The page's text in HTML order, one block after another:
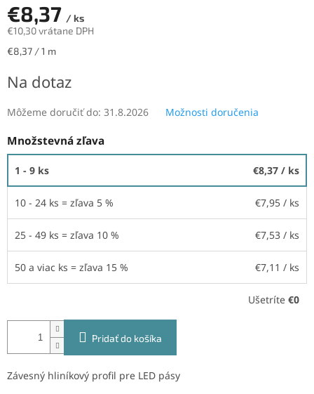
€8,37 / ks
€10,30 vrátane DPH
Jednotková
€8,37 / 1 m
Na dotaz
Môžeme doručiť do: 31.8.2026 Možnosti doručenia
Množstevná zľava
1 - 9 ks €8,37 / ks
10 - 24 ks = zľava 5 % €7,95 / ks
25 - 49 ks = zľava 10 % €7,53 / ks
50 a viac ks = zľava 15 % €7,11 / ks
Ušetríte €0
Pridať do košíka
Závesný hliníkový profil pre LED pásy